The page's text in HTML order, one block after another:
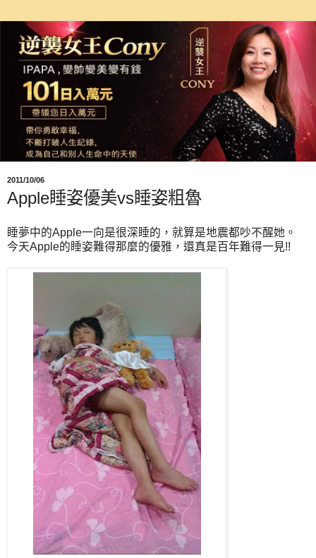
2011/10/06
Apple睡姿優美vs睡姿粗魯
睡夢中的Apple一向是很深睡的，就算是地震都吵不醒她。
今天Apple的睡姿難得那麼的優雅，還真是百年難得一見!!